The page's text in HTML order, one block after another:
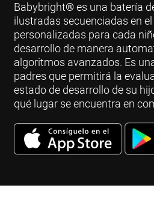
Babybright®es una batería
ilustradas secuenciadas en
personalizadas para cada
desarrollo de manera
algoritmos avanzados. Es
padres que permitirá la
estado de desarrollo de su
qué lugar se encuentra en